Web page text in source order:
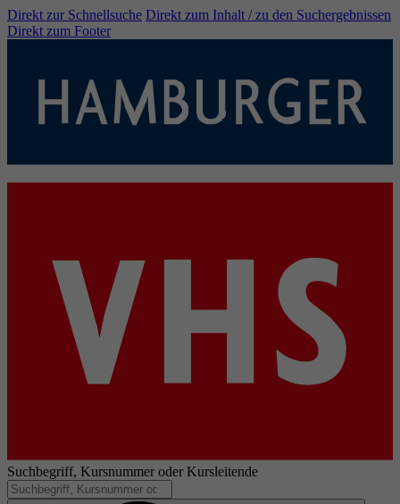
Direkt zur Schnellsuche Direkt zum Inhalt / zu den Suchergebnissen
Direkt zum Footer
Suchbegriff, Kursnummer oder Kursleitende